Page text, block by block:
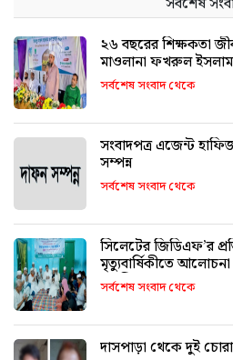
২৬ বছরের শিক্ষকতা
মাওলানা ফখরুল
সর্বশেষ সংবাদ থেকে
সংবাদপত্র এজেন্ট
সম্পন্ন
সর্বশেষ সংবাদ থেকে
সিলেটের জিডিএফ’র
মৃত্যুবার্ষিকীতে
অনুষ্ঠিত
সর্বশেষ সংবাদ থেকে
দাসপাড়া থেকে দুই